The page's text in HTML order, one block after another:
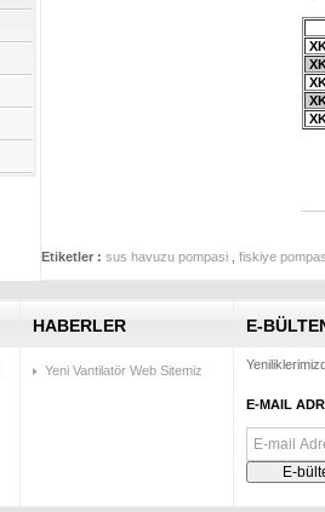
Etiketler : sus havuzu pompasi fiskiye
HABERLER
Yeni Vantilatör Web Sitemiz
E-
E-MAIL